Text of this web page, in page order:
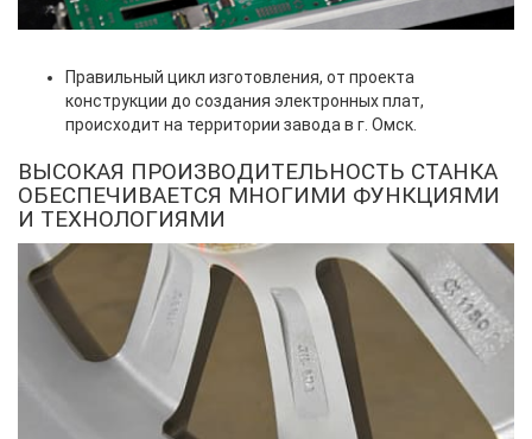
Правильный цикл изготовления, от проекта
конструкции до создания электронных плат,
происходит на территории завода в г. Омск.
ВЫСОКАЯ ПРОИЗВОДИТЕЛЬНОСТЬ СТАНКА
ОБЕСПЕЧИВАЕТСЯ МНОГИМИ ФУНКЦИЯМИ
И ТЕХНОЛОГИЯМИ